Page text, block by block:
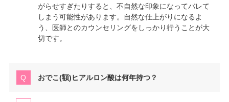
がらせすぎたりすると、不自然な印象になってバレて
しまう可能性があります。自然な仕上がりになるよ
う、医師とのカウンセリングをしっかり行うことが大
切です。
おでこ(額)ヒアルロン酸は何年持つ？